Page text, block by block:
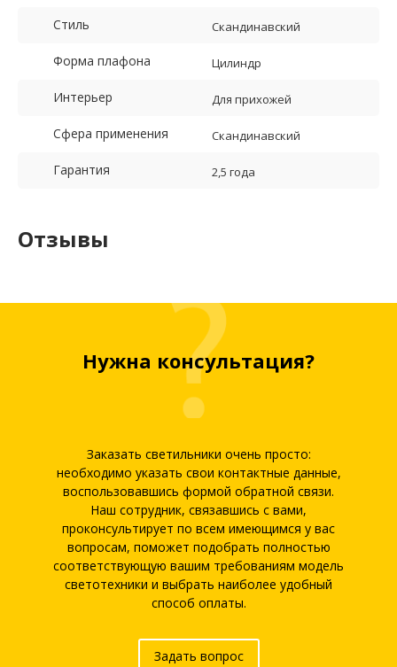
Стиль Скандинавский
Форма плафона Цилиндр
Интерьер Для прихожей
Сфера применения Скандинавский
Гарантия 2,5 года
Отзывы
Нужна консультация?
Заказать светильники очень просто:
необходимо указать свои контактные данные,
воспользовавшись формой обратной связи.
Наш сотрудник, связавшись с вами,
проконсультирует по всем имеющимся у вас
вопросам, поможет подобрать полностью
соответствующую вашим требованиям модель
светотехники и выбрать наиболее удобный
способ оплаты.
Задать вопрос